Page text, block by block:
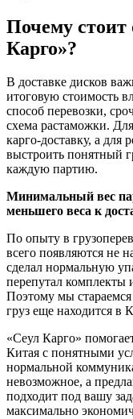
Почему стоит
Карго»?
В доставке дисков
итоговую стоимость
способ перевозки,
схема растаможки.
карго-доставку, а для
выстроить понятный
каждую партию.
Минимальный вес
меньшего веса к
По опыту в
всего появляются не
сделал нормальную
перепутал комплекты
Поэтому мы стараемся
груз еще находится в
«Сеул Карго»
Китая с понятными
нормальной
невозможное, а
подходит под вашу
максимально